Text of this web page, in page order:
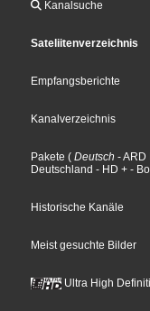
Kanalsuche
Sateliitenverzeichnis
Empfangsberichte
Kanalverzeichnis
Pakete ( Deutsch - ARD
Deutschland - HD + -
Historische Kanäle
Meist gesuchte Bilder
Ultra High